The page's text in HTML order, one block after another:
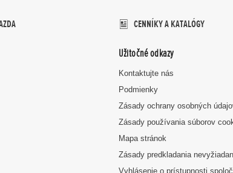
CENNÍKY A KATALÓGY
Užitočné odkazy
Kontaktujte nás
Podmienky
Zásady ochrany osobných
Zásady používania súborov
Mapa stránok
Zásady predkladania
Vyhlásenie o prístupnosti